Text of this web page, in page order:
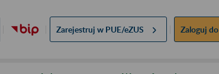
Zarejestruj w PUE/eZUS Zaloguj do